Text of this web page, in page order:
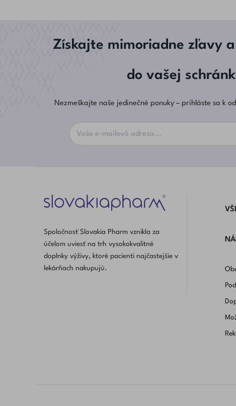
Získajte mimoriadne zľavy
do vašej
Nezmeškajte naše jedinečné ponuky – prihláste sa k
Spoločnosť Slovakia Pharm vznikla za
účelom uviesť na trh vysokokvalitné
doplnky výživy, ktoré pacienti najčastejšie v
lekárňach nakupujú.